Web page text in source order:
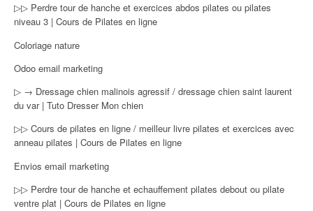
▷▷ Perdre tour de hanche et exercices abdos pilates ou pilates
niveau 3 | Cours de Pilates en ligne
Coloriage nature
Odoo email marketing
▷ → Dressage chien malinois agressif / dressage chien saint laurent
du var | Tuto Dresser Mon chien
▷▷ Cours de pilates en ligne / meilleur livre pilates et exercices avec
anneau pilates | Cours de Pilates en ligne
Envios email marketing
▷▷ Perdre tour de hanche et echauffement pilates debout ou pilate
ventre plat | Cours de Pilates en ligne